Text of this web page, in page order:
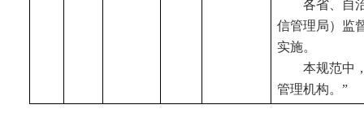
各省、自
信管理局）监
实施。
本规范中
管理机构。”